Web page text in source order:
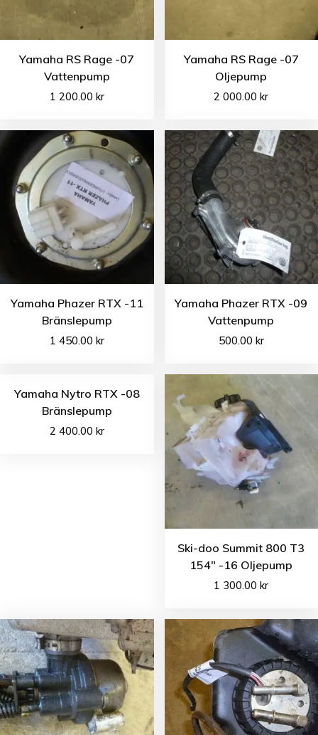
Yamaha RS Rage -07
Vattenpump
1 200.00 kr
Yamaha RS Rage -07
Oljepump
2 000.00kr
Yamaha Phazer RTX -11
Bränslepump
1 450.00 kr
Yamaha Phazer RTX -09
Vattenpump
500.00 kr
Yamaha Nytro RTX -08
Bränslepump
2 400.00 kr
Ski-doo Summit 800 T3
154″ -16 Oljepump
1 300.00kr